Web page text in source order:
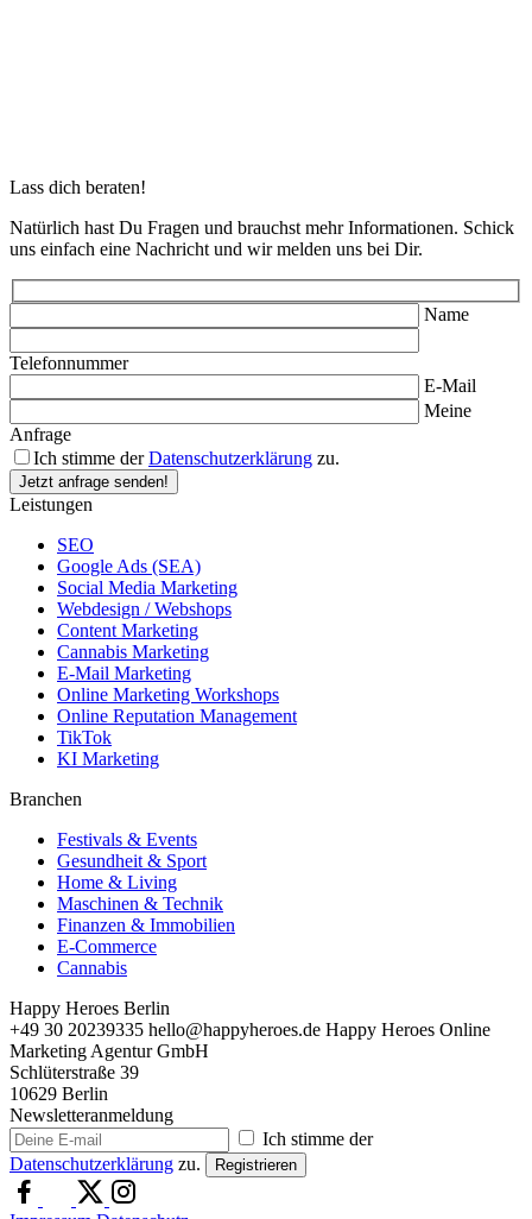
Lass dich beraten!
Natürlich hast Du Fragen und brauchst mehr Informationen. Schick
uns einfach eine Nachricht und wir melden uns bei Dir.
Name
Telefonnummer
E-Mail
Meine
Anfrage
Ich stimme derDatenschutzerklärung zu.
Leistungen
SEO
Google Ads (SEA)
Social Media Marketing
Webdesign / Webshops
Content Marketing
Cannabis Marketing
E-Mail Marketing
Online Marketing Workshops
Online Reputation Management
TikTok
KI Marketing
Branchen
Festivals & Events
Gesundheit & Sport
Home & Living
Maschinen & Technik
Finanzen & Immobilien
E-Commerce
Cannabis
Happy Heroes Berlin
+49 30 20239335 hello@happyheroes.de Happy Heroes Online
Marketing Agentur GmbH
Schlüterstraße 39
10629 Berlin
Newsletteranmeldung
Ich stimme der
Datenschutzerklärung zu. Registrieren